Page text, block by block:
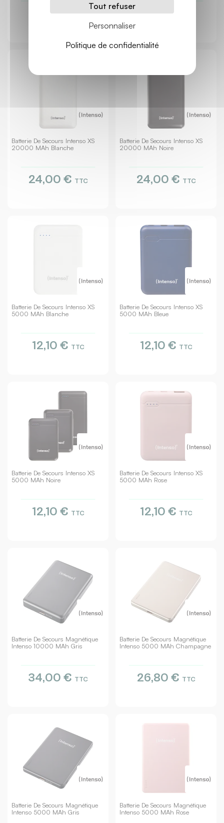
Tout refuser
Personnaliser
Politique de confidentialité
15,50 €TTC 16,30 €
Batterie De Secours Intenso XS
20000 MAh Blanche
24,00 € TTC
Batterie De Secours Intenso XS
20000 MAh Noire
24,00 € TTC
Batterie De Secours Intenso XS
5000 MAh Blanche
12,10 € TTC
Batterie De Secours Intenso XS
5000 MAh Bleue
12,10 € TTC
Batterie De Secours Intenso XS
5000 MAh Noire
12,10 € TTC
Batterie De Secours Intenso XS
5000 MAh Rose
12,10 € TTC
Batterie De Secours Magnétique
Intenso 10000 MAh Gris
34,00 € TTC
Batterie De Secours Magnétique
Intenso 5000 MAh Champagne
26,80 € TTC
Batterie De Secours Magnétique
Intenso 5000 MAh Gris
Batterie De Secours Magnétique
Intenso 5000 MAh Rose